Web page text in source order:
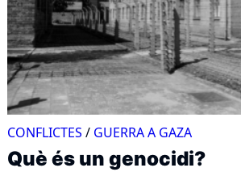
CONFLICTES / GUERRA A GAZA
Què és un genocidi?